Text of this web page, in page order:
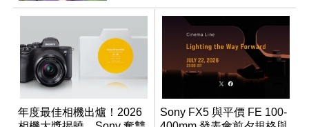
年度最佳相機出爐！2026
Sony FX5 與平價 FE 100-